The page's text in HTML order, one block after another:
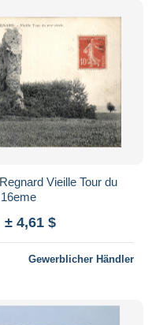
Vieille Tour du
16eme
± 4,61 $
Gewerblicher Händler